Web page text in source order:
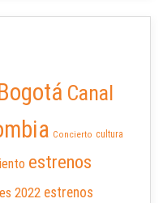
Canal
Concierto cultura
estrenos
2022 estrenos